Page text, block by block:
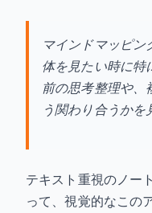
マインドマッピ
体を見たい時に特
前の思考整理や
う関わり合うかを
テキスト重視のノー
って、視覚的なこの